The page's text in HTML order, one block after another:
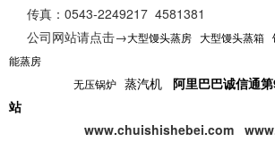
传真：0543-2249217 4581381
公司网站请点击→大型馒头蒸房 大型馒头蒸箱
能蒸房
无压锅炉 蒸汽机 阿里巴巴诚信通第
站
www.chuishishebei.com